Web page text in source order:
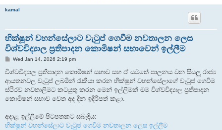
kamal
භික්ෂූන් වහන්සේලාට වැටුප් ගෙවීම නවතාලන ලෙස
විශ්වවිද්‍යාල ප්‍රතිපාදන කොමිෂන් සභාවෙන් ඉල්ලීම
P
s
Wed Jan 14, 2026 2:19 pm
විශ්වවිද්‍යාල ප්‍රතිපාදන කොමිෂන් සභාව සහ ඒ යටතේ පාලනය වන සියලු රාජ්‍ය
ආයතනවල වැටුප් ලබමින් රැකියා කරන භික්ෂූන් වහන්සේලාගේ වැටුප් ගෙවීම
ස්ථිරව නවතාලීමට කටයුතු කරන මෙන් ඉල්ලීමක් මම විශ්වවිද්‍යාල ප්‍රතිපාදන
කොමිෂන් සභාව වෙත අද දින ඉදිරිපත් කළා.
අදාළ ඉල්ලීමේ පිටපතකට සබැඳිය:
භික්ෂූන් වහන්සේලාට වැටුප් ගෙවීම නවතාලන ලෙස ඉල්ලීම